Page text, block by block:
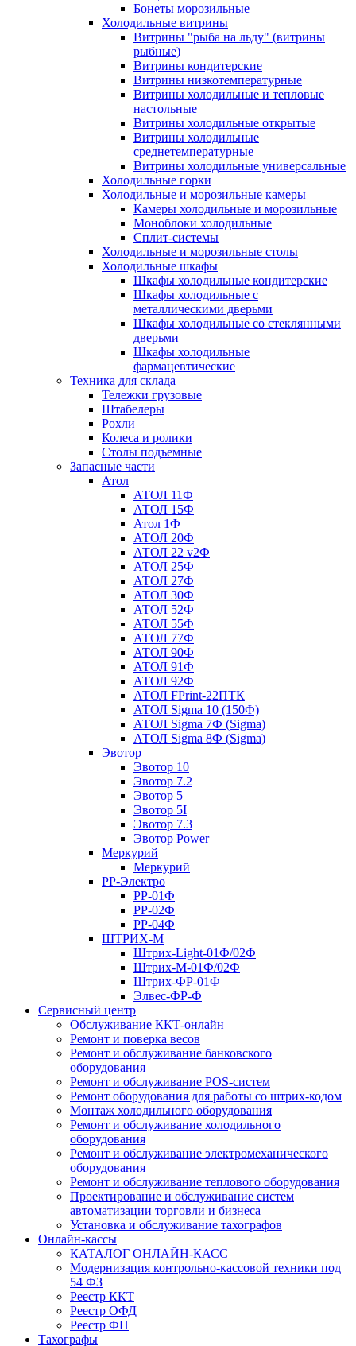
Бонеты морозильные
Холодильные витрины
Витрины "рыба на льду" (витрины
рыбные)
Витрины кондитерские
Витрины низкотемпературные
Витрины холодильные и тепловые
настольные
Витрины холодильные открытые
Витрины холодильные
среднетемпературные
Витрины холодильные универсальные
Холодильные горки
Холодильные и морозильные камеры
Камеры холодильные и морозильные
Моноблоки холодильные
Сплит-системы
Холодильные и морозильные столы
Холодильные шкафы
Шкафы холодильные кондитерские
Шкафы холодильные с
металлическими дверьми
Шкафы холодильные со стеклянными
дверьми
Шкафы холодильные
фармацевтические
Техника для склада
Тележки грузовые
Штабелеры
Рохли
Колеса и ролики
Столы подъемные
Запасные части
Атол
АТОЛ 11Ф
АТОЛ 15Ф
Атол 1Ф
АТОЛ 20Ф
АТОЛ 22 v2Ф
АТОЛ 25Ф
АТОЛ 27Ф
АТОЛ 30Ф
АТОЛ 52Ф
АТОЛ 55Ф
АТОЛ 77Ф
АТОЛ 90Ф
АТОЛ 91Ф
АТОЛ 92Ф
АТОЛ FPrint-22ПТК
АТОЛ Sigma 10 (150Ф)
АТОЛ Sigma 7Ф (Sigma)
АТОЛ Sigma 8Ф (Sigma)
Эвотор
Эвотор 10
Эвотор 7.2
Эвотор 5
Эвотор 5I
Эвотор 7.3
Эвотор Power
Меркурий
Меркурий
РР-Электро
РР-01Ф
РР-02Ф
РР-04Ф
ШТРИХ-М
Штрих-Light-01Ф/02Ф
Штрих-М-01Ф/02Ф
Штрих-ФР-01Ф
Элвес-ФР-Ф
Сервисный центр
Обслуживание ККТ-онлайн
Ремонт и поверка весов
Ремонт и обслуживание банковского
оборудования
Ремонт и обслуживание POS-систем
Ремонт оборудования для работы со штрих-кодом
Монтаж холодильного оборудования
Ремонт и обслуживание холодильного
оборудования
Ремонт и обслуживание электромеханического
оборудования
Ремонт и обслуживание теплового оборудования
Проектирование и обслуживание систем
автоматизации торговли и бизнеса
Установка и обслуживание тахографов
Онлайн-кассы
КАТАЛОГ ОНЛАЙН-КАСС
Модернизация контрольно-кассовой техники под
54 ФЗ
Реестр ККТ
Реестр ОФД
Реестр ФН
Тахографы